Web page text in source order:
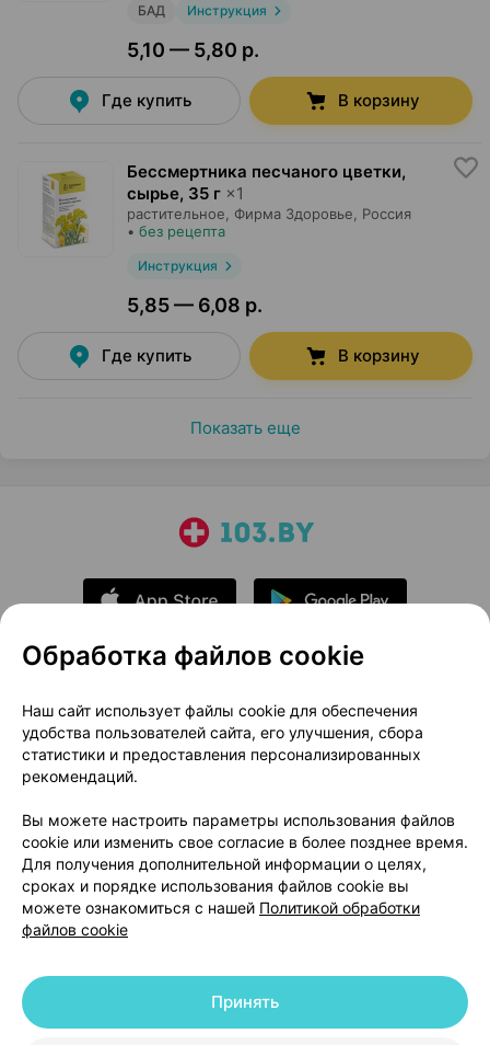
БАД Инструкция
5,10 — 5,80 р.
Где купить В корзину
Бессмертника песчаного цветки,
сырье, 35 г ×1
растительное, Фирма Здоровье, Россия
• без рецепта
Инструкция
5,85 — 6,08 р.
Где купить В корзину
Показать еще
О проекте
Новости проекта
Размещение рекламы
Медицинский маркетинг
Публичный договор
Доставка
Способы оплаты
Вакансии
Партнеры
Написать руководителю 103.by
Написать в поддержку
Персональные настройки Cookie
© 2026 ООО «Артокс Лаб», УНП 191700409 | 220012, Республика Беларусь,
Обработка файлов cookie
Наш сайт использует файлы cookie для обеспечения
удобства пользователей сайта, его улучшения, сбора
статистики и предоставления персонализированных
рекомендаций.
Вы можете настроить параметры использования файлов
cookie или изменить свое согласие в более позднее время.
Для получения дополнительной информации о целях,
сроках и порядке использования файлов cookie вы
можете ознакомиться с нашей Политикой обработки
файлов cookie
Принять